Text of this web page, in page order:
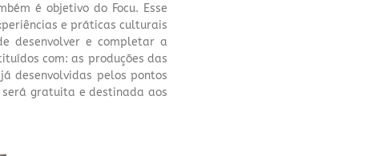
é objetivo do Focu. Esse
e práticas culturais
desenvolver e completar a
com: as produções das
desenvolvidas pelos pontos
gratuita e destinada aos